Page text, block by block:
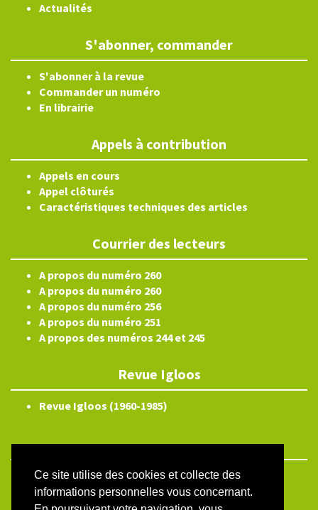
Ce site utilise des cookies et collecte des
informations personnelles vous concernant.
Actualités
S'abonner, commander
S'abonner à la revue
Commander un numéro
En librairie
Appels à contribution
Appels en cours
Appel clôturés
Caractéristiques techniques des articles
Courrier des lecteurs
A propos du numéro 260
A propos du numéro 260
A propos du numéro 256
A propos du numéro 251
A propos des numéros 244 et 245
Revue Igloos
Revue Igloos (1960-1985)
ISSN électronique 2804-3359
Plan du site